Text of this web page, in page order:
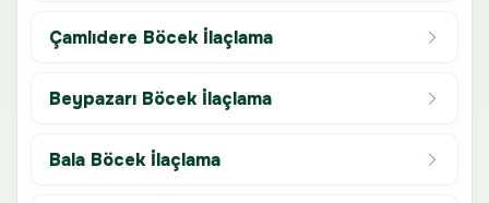
Çamlıdere Böcek İlaçlama
Beypazarı Böcek İlaçlama
Bala Böcek İlaçlama